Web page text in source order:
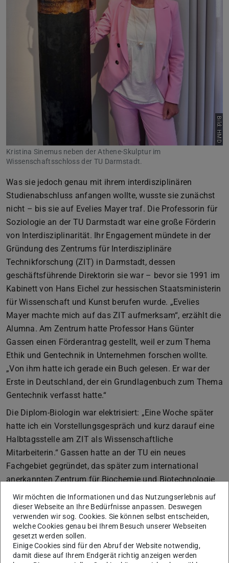
Bild: HMD
Kristina Sinemus neben der Athene-Skulptur im
Wissenschaftsschloss der TU Darmstadt.
Was sie jedoch genau mit ihrem interdisziplinären
Studienabschluss anfangen wollte, wusste sie zunächst
nicht – bis sie auf Evelies Mayer traf. Die Professorin für
Soziologie an der TU Darmstadt war eine große Förderin
von Interdisziplinarität. Ihr Engagement mündete in der
Gründung des Zentrums für Interdisziplinäre
Technikforschung (ZIT) in Darmstadt, dessen
geschäftsführende Direktorin sie war – bevor sie 1991 im
Kabinett von Hans Eichel zur hessischen Staatsministerin
für Wissenschaft und Kunst berufen wurde. „Evelies
Mayer machte mich auf das ZIT aufmerksam“, erzählt die
Alumna. Am Zentrum hatte Professor Hans Günter
Gassen einen Förderantrag gestellt, weil er zum Thema
Ethik und Gentechnik in Unternehmen forschen wollte.
„Von ihm hatte ich gerade ein Buch gelesen. Er war der
Erste in Deutschland, der ein Grundlagenbuch zum Thema
Gentechnik verfasst hatte.“
Die Diplom-Biologin war elektrisiert: „Eine Woche später
hatte ich ein Vorstellungsgespräch und kurz darauf eine
Halbtagsstelle am ZIT als Wissenschaftliche
Mitarbeiterin.“ Gassen hatte an der TU ein neues
Fachgebiet gegründet, das später zum international
anerkannten Zentrum für Biochemie und Biotechnologie
mit 130 Mitarbeitenden avancierte.
In einem interdisziplinären Forschungsteam aus vier
Kolleg:innen untersuchte Kristina Sinemus am ZIT
Pflanzen- und Biotechnologie und wie die Gesellschaft
mit Ethik und Gentechnik in Unternehmen umgeht. Dabei
Wir möchten die Informationen und das Nutzungserlebnis auf
dieser Webseite an Ihre Bedürfnisse anpassen. Deswegen
verwenden wir sog. Cookies. Sie können selbst entscheiden,
welche Cookies genau bei Ihrem Besuch unserer Webseiten
gesetzt werden sollen.
Einige Cookies sind für den Abruf der Website notwendig,
damit diese auf Ihrem Endgerät richtig anzeigen werden